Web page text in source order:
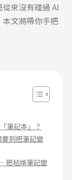
來沒有碰過 AI
文將帶你手把
筆記本」？
到把筆記變
把枯燥筆記變